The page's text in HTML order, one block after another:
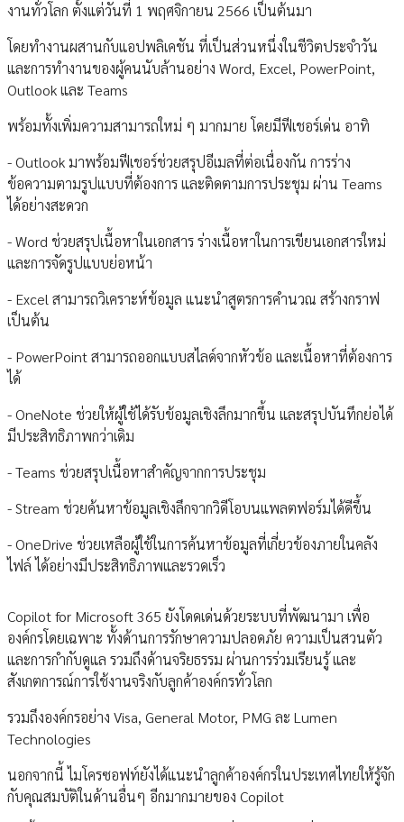
งานทั่วโลก ตั้งแต่วันที่ 1 พฤศจิกายน 2566 เป็นต้นมา
โดยทำงานผสานกับแอปพลิเคชัน ที่เป็นส่วนหนึ่งในชีวิตประจำวัน
และการทำงานของผู้คนนับล้านอย่าง Word, Excel, PowerPoint,
Outlook และ Teams
พร้อมทั้งเพิ่มความสามารถใหม่ ๆ มากมาย โดยมีฟีเชอร์เด่น อาทิ
- Outlook มาพร้อมฟีเชอร์ช่วยสรุปอีเมลที่ต่อเนื่องกัน การร่าง
ข้อความตามรูปแบบที่ต้องการ และติดตามการประชุม ผ่าน Teams
ได้อย่างสะดวก
- Word ช่วยสรุปเนื้อหาในเอกสาร ร่างเนื้อหาในการเขียนเอกสารใหม่
และการจัดรูปแบบย่อหน้า
- Excel สามารถวิเคราะห์ข้อมูล แนะนำสูตรการคำนวณ สร้างกราฟ
เป็นต้น
- PowerPoint สามารถออกแบบสไลด์จากหัวข้อ และเนื้อหาที่ต้องการ
ได้
- OneNote ช่วยให้ผู้ใช้ได้รับข้อมูลเชิงลึกมากขึ้น และสรุปบันทึกย่อได้
มีประสิทธิภาพกว่าเดิม
- Teams ช่วยสรุปเนื้อหาสำคัญจากการประชุม
- Stream ช่วยค้นหาข้อมูลเชิงลึกจากวิดีโอบนแพลตฟอร์มได้ดีขึ้น
- OneDrive ช่วยเหลือผู้ใช้ในการค้นหาข้อมูลที่เกี่ยวข้องภายในคลัง
ไฟล์ ได้อย่างมีประสิทธิภาพและรวดเร็ว
Copilot for Microsoft 365 ยังโดดเด่นด้วยระบบที่พัฒนามา เพื่อ
องค์กรโดยเฉพาะ ทั้งด้านการรักษาความปลอดภัย ความเป็นสวนตัว
และการกำกับดูแล รวมถึงด้านจริยธรรม ผ่านการร่วมเรียนรู้ และ
สังเกตการณ์การใช้งานจริงกับลูกค้าองค์กรทั่วโลก
รวมถึงองค์กรอย่าง Visa, General Motor, PMG ละ Lumen
Technologies
นอกจากนี้ ไมโครซอฟท์ยังได้แนะนำลูกค้าองค์กรในประเทศไทยให้รู้จัก
กับคุณสมบัติในด้านอื่นๆ อีกมากมายของ Copilot